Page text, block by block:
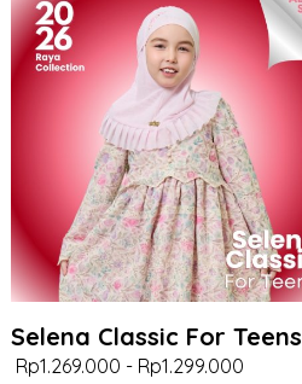
Selena Classic For Teens
Rp1.269.000 - Rp1.299.000